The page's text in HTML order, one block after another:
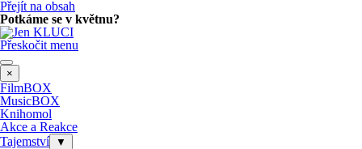
Přejít na obsah
Potkáme se v květnu?
Přeskočit menu
×
FilmBOX
MusicBOX
Knihomol
Akce a Reakce
Tajemství
▼